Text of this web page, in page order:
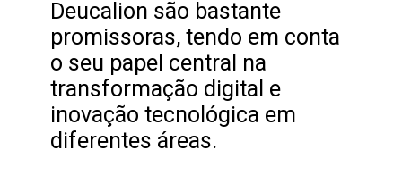
Deucalion são bastante
promissoras, tendo em conta
o seu papel central na
transformação digital e
inovação tecnológica em
diferentes áreas.